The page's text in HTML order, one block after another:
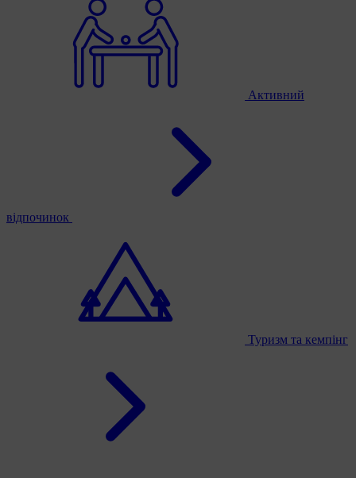
Активний
відпочинок
Туризм та кемпінг